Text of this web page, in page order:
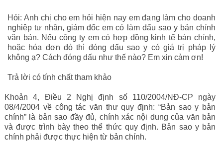
Hỏi: Anh chị cho em hỏi hiện nay em đang làm cho doanh
nghiệp tư nhân, giám đốc em có làm dấu sao y bản chính
văn bản. Nếu công ty em có hợp đồng kinh tế bản chính,
hoặc hóa đơn đỏ thì đóng dấu sao y có giá trị pháp lý
không ạ? Cách đóng dấu như thế nào? Em xin cảm ơn!
Trả lời có tính chất tham khảo
Khoản 4, Điều 2 Nghị định số 110/2004/NĐ-CP ngày
08/4/2004 về công tác văn thư quy định: “Bản sao y bản
chính” là bản sao đầy đủ, chính xác nội dung của văn bản
và được trình bày theo thể thức quy định. Bản sao y bản
chính phải được thực hiện từ bản chính.